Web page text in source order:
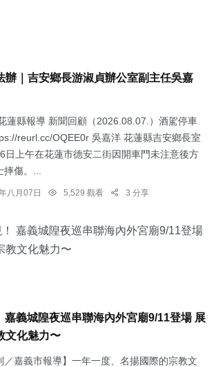
辦｜吉安鄉長游淑貞辦公室副主任吳嘉
蓮縣報導 新聞回顧（2026.08.07.）酒駕停車
reurl.cc/OQEE0r 吳嘉洋 花蓮縣吉安鄉長室
日上午在花蓮市德安二街因開車門未注意後方
傷。...
八月07日 5,529 觀看 3 分享
嘉義城隍夜巡串聯海內外宮廟9/11登場 展
文化魅力〜
／嘉義市報導】一年一度、名揚國際的宗教文